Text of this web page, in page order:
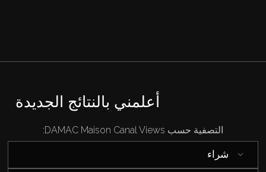
أعلمني بالنتائج الجديدة
التصفية حسب DAMAC Maison Canal Views:
شراء